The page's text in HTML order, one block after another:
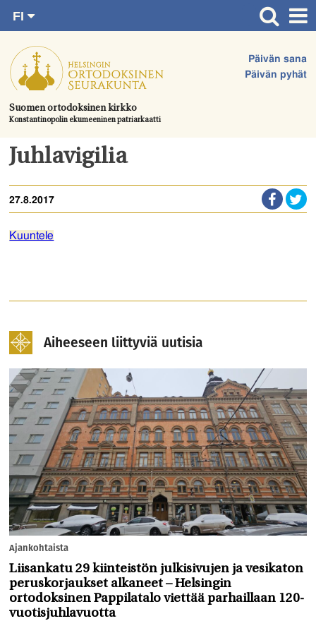
suoraan
sisältöön.
Suomen ortodoksinen kirkko
Konstantinopolin ekumeeninen patriarkaatti
Päivän sana
Päivän pyhät
FI
SV
EN
UA
Etusivu
Ajankohtaista
Juhlat & toimitukset
Kirkot
Tule mukaan
Hautausmaa
Juhlavigilia
27.8.2017
Kuuntele
Aiheeseen liittyviä uutisia
Ajankohtaista
Liisankatu 29 kiinteistön julkisivujen ja vesikaton
peruskorjaukset alkaneet – Helsingin
ortodoksinen Pappilatalo viettää parhaillaan 120-
vuotisjuhlavuotta